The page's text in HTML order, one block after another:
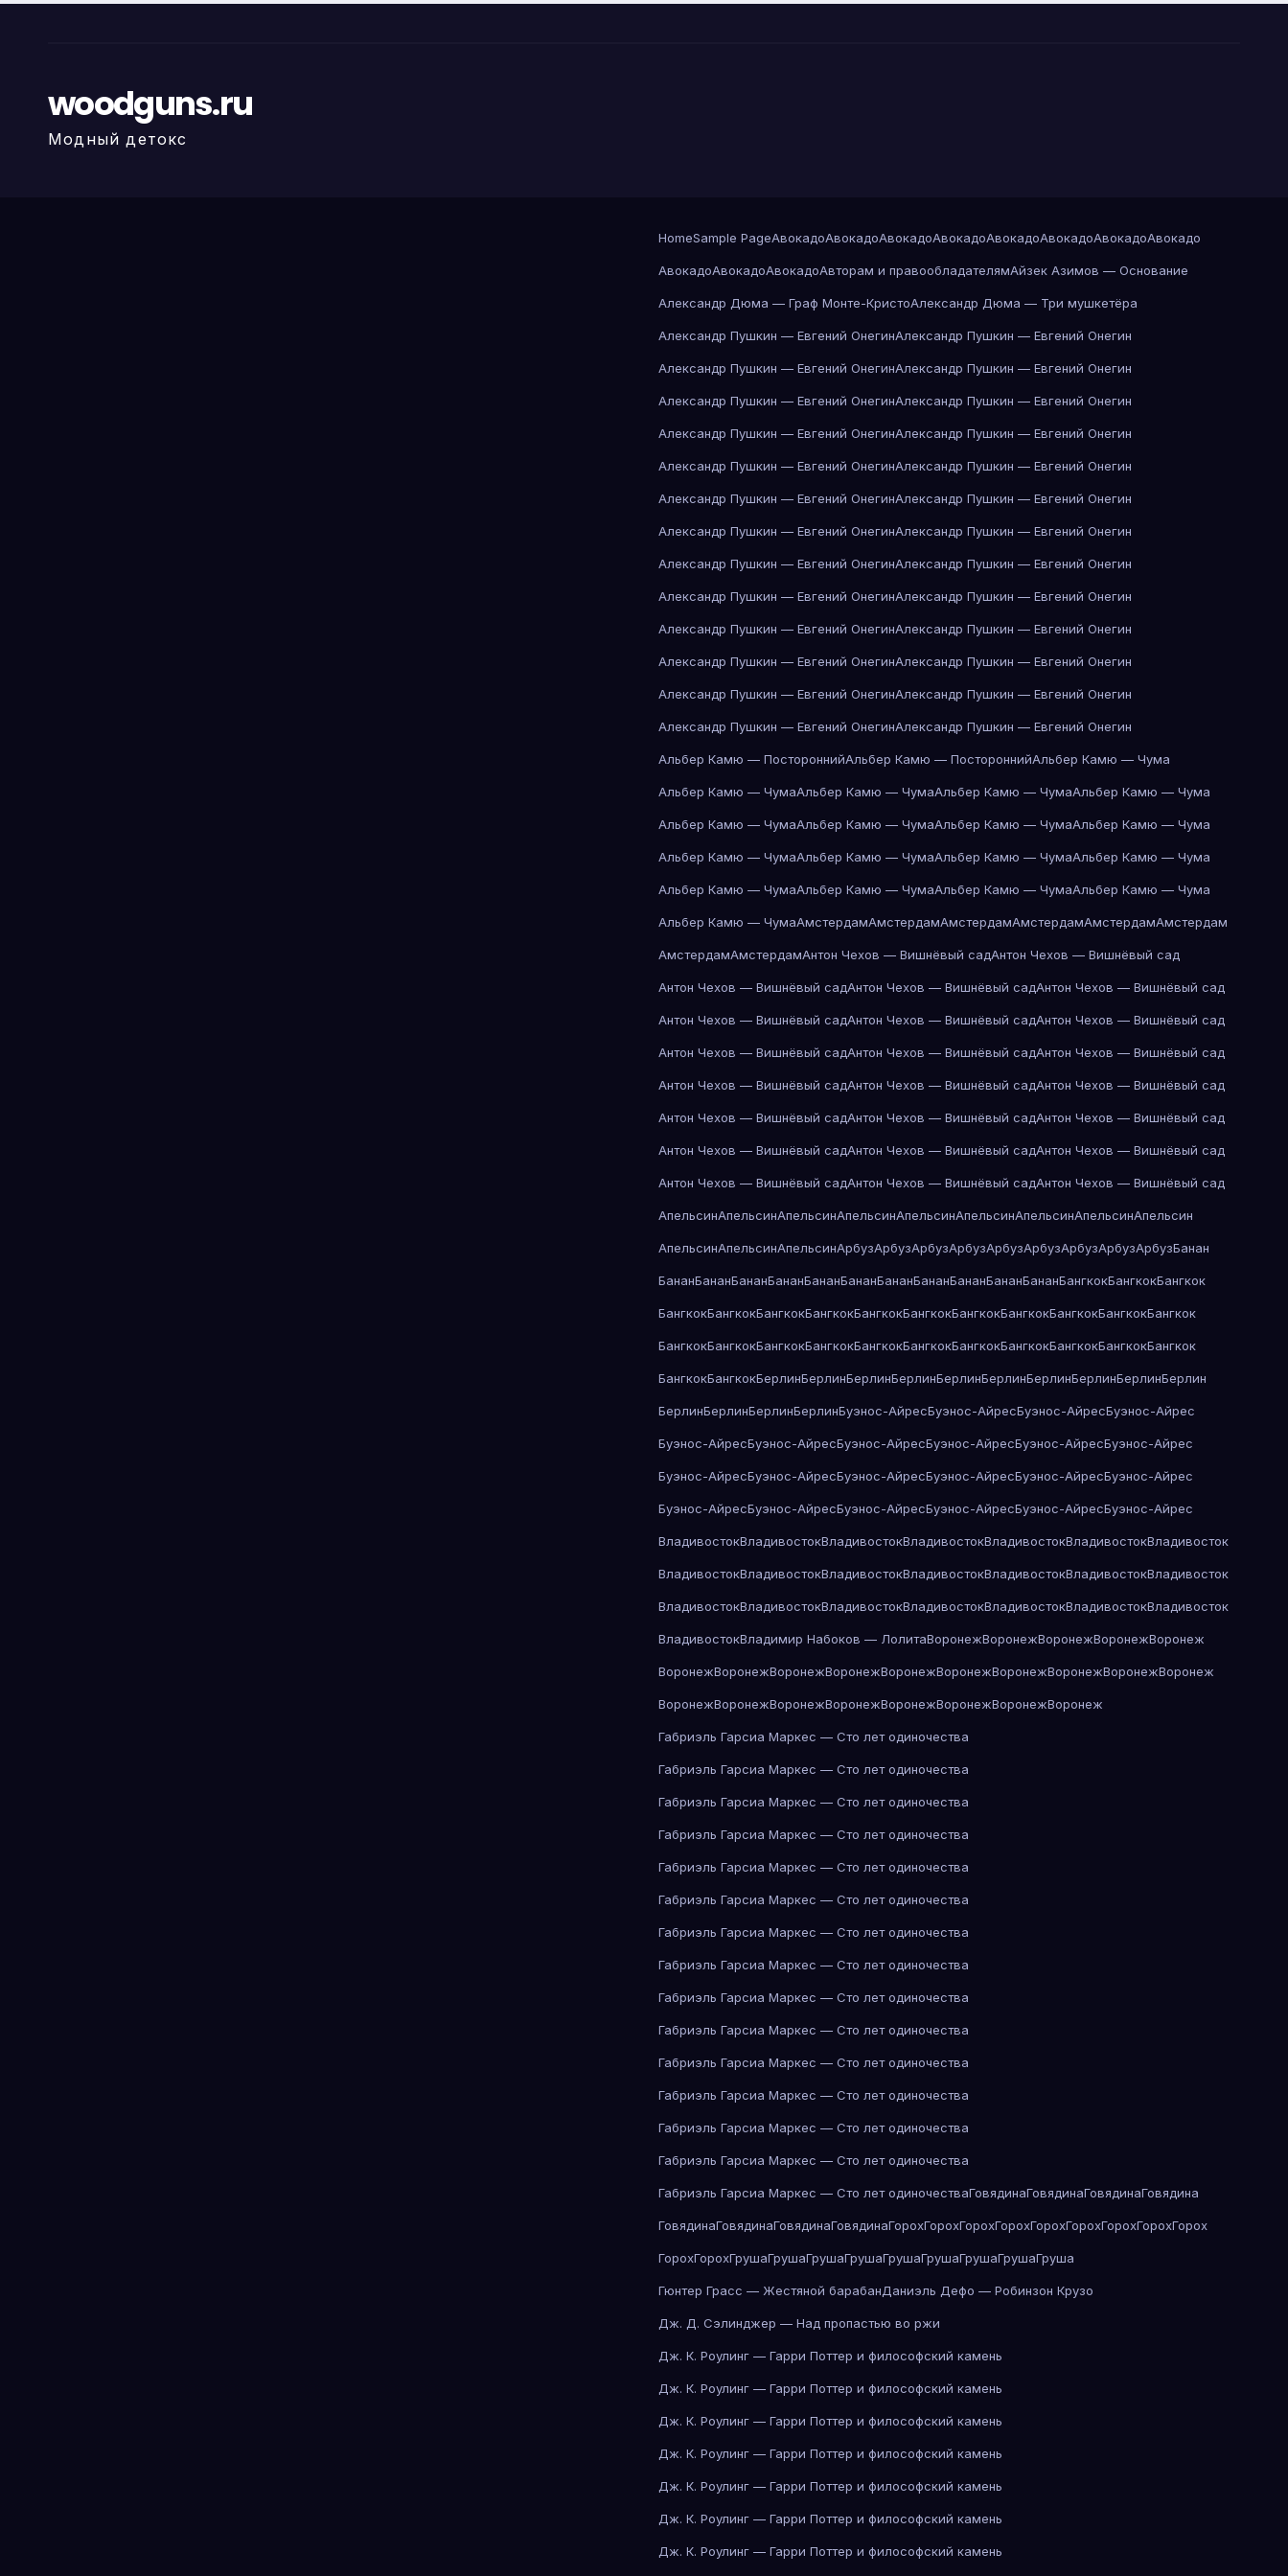
woodguns.ru
Модный детокс
HomeSample PageАвокадоАвокадоАвокадоАвокадоАвокадоАвокадоАвокадоАвокадо
АвокадоАвокадоАвокадоАвторам и правообладателямАйзек Азимов — Основание
Александр Дюма — Граф Монте-КристоАлександр Дюма — Три мушкетёра
Александр Пушкин — Евгений ОнегинАлександр Пушкин — Евгений Онегин
Александр Пушкин — Евгений ОнегинАлександр Пушкин — Евгений Онегин
Александр Пушкин — Евгений ОнегинАлександр Пушкин — Евгений Онегин
Александр Пушкин — Евгений ОнегинАлександр Пушкин — Евгений Онегин
Александр Пушкин — Евгений ОнегинАлександр Пушкин — Евгений Онегин
Александр Пушкин — Евгений ОнегинАлександр Пушкин — Евгений Онегин
Александр Пушкин — Евгений ОнегинАлександр Пушкин — Евгений Онегин
Александр Пушкин — Евгений ОнегинАлександр Пушкин — Евгений Онегин
Александр Пушкин — Евгений ОнегинАлександр Пушкин — Евгений Онегин
Александр Пушкин — Евгений ОнегинАлександр Пушкин — Евгений Онегин
Александр Пушкин — Евгений ОнегинАлександр Пушкин — Евгений Онегин
Александр Пушкин — Евгений ОнегинАлександр Пушкин — Евгений Онегин
Александр Пушкин — Евгений ОнегинАлександр Пушкин — Евгений Онегин
Альбер Камю — ПостороннийАльбер Камю — ПостороннийАльбер Камю — Чума
Альбер Камю — ЧумаАльбер Камю — ЧумаАльбер Камю — ЧумаАльбер Камю — Чума
Альбер Камю — ЧумаАльбер Камю — ЧумаАльбер Камю — ЧумаАльбер Камю — Чума
Альбер Камю — ЧумаАльбер Камю — ЧумаАльбер Камю — ЧумаАльбер Камю — Чума
Альбер Камю — ЧумаАльбер Камю — ЧумаАльбер Камю — ЧумаАльбер Камю — Чума
Альбер Камю — ЧумаАмстердамАмстердамАмстердамАмстердамАмстердамАмстердам
АмстердамАмстердамАнтон Чехов — Вишнёвый садАнтон Чехов — Вишнёвый сад
Антон Чехов — Вишнёвый садАнтон Чехов — Вишнёвый садАнтон Чехов — Вишнёвый сад
Антон Чехов — Вишнёвый садАнтон Чехов — Вишнёвый садАнтон Чехов — Вишнёвый сад
Антон Чехов — Вишнёвый садАнтон Чехов — Вишнёвый садАнтон Чехов — Вишнёвый сад
Антон Чехов — Вишнёвый садАнтон Чехов — Вишнёвый садАнтон Чехов — Вишнёвый сад
Антон Чехов — Вишнёвый садАнтон Чехов — Вишнёвый садАнтон Чехов — Вишнёвый сад
Антон Чехов — Вишнёвый садАнтон Чехов — Вишнёвый садАнтон Чехов — Вишнёвый сад
Антон Чехов — Вишнёвый садАнтон Чехов — Вишнёвый садАнтон Чехов — Вишнёвый сад
АпельсинАпельсинАпельсинАпельсинАпельсинАпельсинАпельсинАпельсинАпельсин
АпельсинАпельсинАпельсинАрбузАрбузАрбузАрбузАрбузАрбузАрбузАрбузАрбузБанан
БананБананБананБананБананБананБананБананБананБананБананБангкокБангкокБангкок
БангкокБангкокБангкокБангкокБангкокБангкокБангкокБангкокБангкокБангкокБангкок
БангкокБангкокБангкокБангкокБангкокБангкокБангкокБангкокБангкокБангкокБангкок
БангкокБангкокБерлинБерлинБерлинБерлинБерлинБерлинБерлинБерлинБерлинБерлин
БерлинБерлинБерлинБерлинБуэнос-АйресБуэнос-АйресБуэнос-АйресБуэнос-Айрес
Буэнос-АйресБуэнос-АйресБуэнос-АйресБуэнос-АйресБуэнос-АйресБуэнос-Айрес
Буэнос-АйресБуэнос-АйресБуэнос-АйресБуэнос-АйресБуэнос-АйресБуэнос-Айрес
Буэнос-АйресБуэнос-АйресБуэнос-АйресБуэнос-АйресБуэнос-АйресБуэнос-Айрес
ВладивостокВладивостокВладивостокВладивостокВладивостокВладивостокВладивосток
ВладивостокВладивостокВладивостокВладивостокВладивостокВладивостокВладивосток
ВладивостокВладивостокВладивостокВладивостокВладивостокВладивостокВладивосток
ВладивостокВладимир Набоков — ЛолитаВоронежВоронежВоронежВоронежВоронеж
ВоронежВоронежВоронежВоронежВоронежВоронежВоронежВоронежВоронежВоронеж
ВоронежВоронежВоронежВоронежВоронежВоронежВоронежВоронеж
Габриэль Гарсиа Маркес — Сто лет одиночества
Габриэль Гарсиа Маркес — Сто лет одиночества
Габриэль Гарсиа Маркес — Сто лет одиночества
Габриэль Гарсиа Маркес — Сто лет одиночества
Габриэль Гарсиа Маркес — Сто лет одиночества
Габриэль Гарсиа Маркес — Сто лет одиночества
Габриэль Гарсиа Маркес — Сто лет одиночества
Габриэль Гарсиа Маркес — Сто лет одиночества
Габриэль Гарсиа Маркес — Сто лет одиночества
Габриэль Гарсиа Маркес — Сто лет одиночества
Габриэль Гарсиа Маркес — Сто лет одиночества
Габриэль Гарсиа Маркес — Сто лет одиночества
Габриэль Гарсиа Маркес — Сто лет одиночества
Габриэль Гарсиа Маркес — Сто лет одиночества
Габриэль Гарсиа Маркес — Сто лет одиночестваГовядинаГовядинаГовядинаГовядина
ГовядинаГовядинаГовядинаГовядинаГорохГорохГорохГорохГорохГорохГорохГорохГорох
ГорохГорохГрушаГрушаГрушаГрушаГрушаГрушаГрушаГрушаГруша
Гюнтер Грасс — Жестяной барабанДаниэль Дефо — Робинзон Крузо
Дж. Д. Сэлинджер — Над пропастью во ржи
Дж. К. Роулинг — Гарри Поттер и философский камень
Дж. К. Роулинг — Гарри Поттер и философский камень
Дж. К. Роулинг — Гарри Поттер и философский камень
Дж. К. Роулинг — Гарри Поттер и философский камень
Дж. К. Роулинг — Гарри Поттер и философский камень
Дж. К. Роулинг — Гарри Поттер и философский камень
Дж. К. Роулинг — Гарри Поттер и философский камень